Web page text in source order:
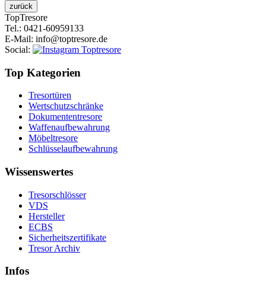
TopTresore
Tel.: 0421-60959133
E-Mail: info@toptresore.de
Social:
Top Kategorien
Tresortüren
Wertschutzschränke
Dokumententresore
Waffenaufbewahrung
Möbeltresore
Schlüsselaufbewahrung
Wissenswertes
Tresorschlösser
VDS
Hersteller
ECBS
Sicherheitszertifikate
Tresor Archiv
Infos